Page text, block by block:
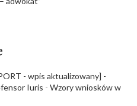
- wpis aktualizowany] -
Iuris - Wzory wniosków w